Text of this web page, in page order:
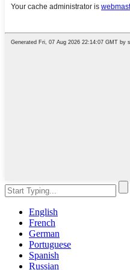
English
French
German
Portuguese
Spanish
Russian